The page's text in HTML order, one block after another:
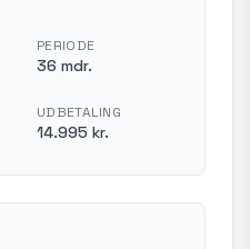
PERIODE
36 mdr.
UDBETALING
14.995 kr.